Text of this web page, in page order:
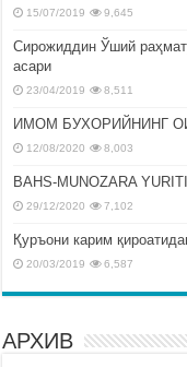
15/07/2019 9,645
Сирожиддин Ўший
асари
23/04/2019 8,511
ИМОМ БУХОРИЙНИНГ
12/08/2020 8,003
BAHS-MUNOZARA
29/12/2020 7,102
Қуръони карим
20/03/2019 6,587
АРХИВ